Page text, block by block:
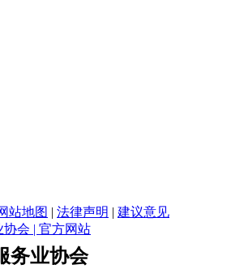
站地图 法律声明 建议意见
务业协会